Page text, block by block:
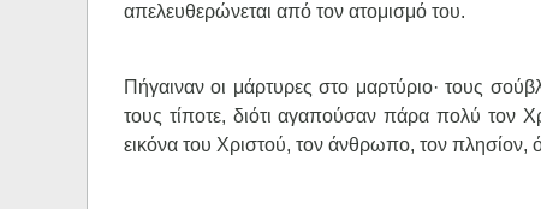
απελευθερώνεται από τον ατομισμό του.
Πήγαιναν οι μάρτυρες στο μαρτύριο· τους
τους τίποτε, διότι αγαπούσαν πάρα πολύ τον
εικόνα του Χριστού, τον άνθρωπο, τον πλησίον,